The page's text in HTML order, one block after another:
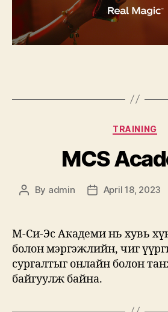
TRAINING
MCS
Post
By admin
PostApril 18, 2023
М-Си-Эс Академи нь хувь
болон мэргэжлийн, чиг
сургалтыг онлайн болон
байгуулж байна.